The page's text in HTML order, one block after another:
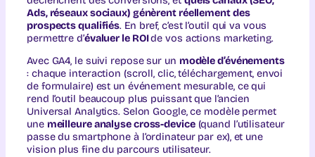
Ads, réseaux sociaux) génèrent réellement des
prospects qualifiés. En bref, c’est l’outil qui va vous
permettre d’évaluer le ROIde vos actions marketing.
Avec GA4, le suivi repose sur un modèle d’événements
: chaque interaction (scroll, clic, téléchargement, envoi
de formulaire) est un événement mesurable, ce qui
rend l’outil beaucoup plus puissant que l’ancien
Universal Analytics. Selon Google, ce modèle permet
une meilleure analyse cross-device(quand l’utilisateur
passe du smartphone à l’ordinateur par ex), et une
vision plus fine du parcours utilisateur.